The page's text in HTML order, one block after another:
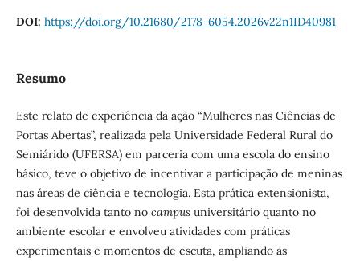
DOI: https://doi.org/10.21680/2178-6054.2026v22n1ID40981
Resumo
Este relato de experiência da ação “Mulheres nas Ciências de
Portas Abertas”, realizada pela Universidade Federal Rural do
Semiárido (UFERSA) em parceria com uma escola do ensino
básico, teve o objetivo de incentivar a participação de meninas
nas áreas de ciência e tecnologia. Esta prática extensionista,
foi desenvolvida tanto no campusuniversitário quanto no
ambiente escolar e envolveu atividades com práticas
experimentais e momentos de escuta, ampliando as